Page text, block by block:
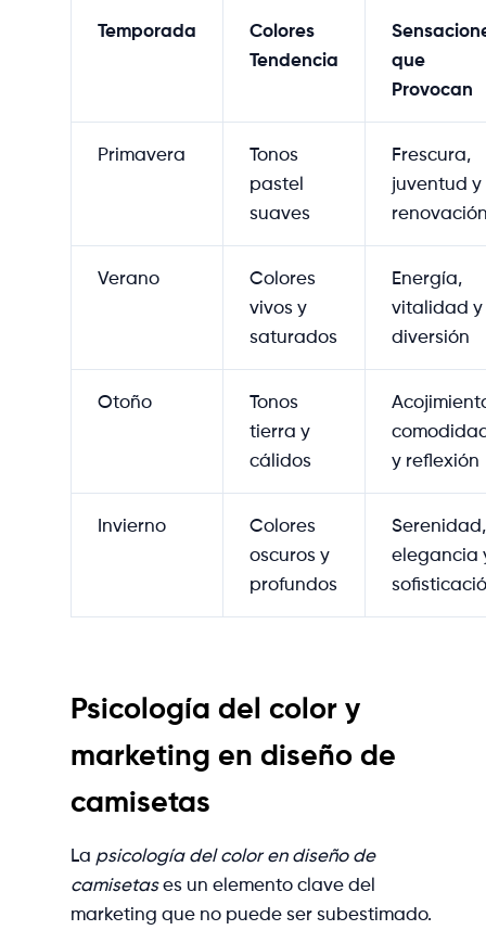
Temporada
Colores
Tendencia
que
Provocan
Primavera
Tonos
pastel
suaves
Frescura,
juventud y
Verano
Colores
vivos y
saturados
Energía,
vitalidad y
diversión
Otoño
Tonos
tierra y
cálidos
y reflexión
Invierno
Colores
oscuros y
profundos
Serenidad,
elegancia
Psicología del color y
marketing en diseño de
camisetas
La psicología del color en diseño de
camisetases un elemento clave del
marketing que no puede ser subestimado.